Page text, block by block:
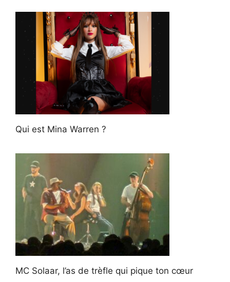
Qui est Mina Warren ?
MC Solaar, l’as de trèfle qui pique ton cœur